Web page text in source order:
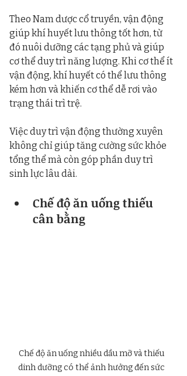
Theo Nam dược cổ truyền, vận động
giúp khí huyết lưu thông tốt hơn, từ
đó nuôi dưỡng các tạng phủ và giúp
cơ thể duy trì năng lượng. Khi cơ thể ít
vận động, khí huyết có thể lưu thông
kém hơn và khiến cơ thể dễ rơi vào
trạng thái trì trệ.
Việc duy trì vận động thường xuyên
không chỉ giúp tăng cường sức khỏe
tổng thể mà còn góp phần duy trì
sinh lực lâu dài.
Chế độ ăn uống thiếu
cân bằng
Chế độ ăn uống nhiều dầu mỡ và thiếu
dinh dưỡng có thể ảnh hưởng đến sức